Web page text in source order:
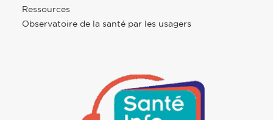
Ressources
Observatoire de la santé par les usagers